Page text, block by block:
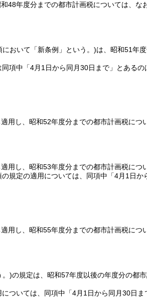
年度分までの都市計画税については、な
において「新条例」という。)は、昭和51年
項中「4月1日から同月30日まで」とあるの
し、昭和52年度分までの都市計画税につ
し、昭和53年度分までの都市計画税につ
規定の適用については、同項中「4月1日か
し、昭和55年度分までの都市計画税につ
。)の規定は、昭和57年度以後の年度分の都
ついては、同項中「4月1日から同月30日